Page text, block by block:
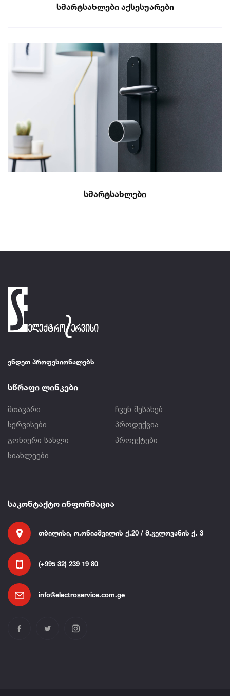
სმარტსახლები აქსესუარები
სმარტსახლები
ენდეთ პროფესიონალებს
სწრაფი ლინკები
მთავარი
ჩვენ შესახებ
სერვისები
პროდუქცია
გონიერი სახლი
პროექტები
სიახლეები
საკონტაქტო ინფორმაცია
თბილისი, ო.ონიაშვილის ქ.20 / მ.გელოვანის ქ. 3
(+995 32) 239 19 80
info@electroservice.com.ge